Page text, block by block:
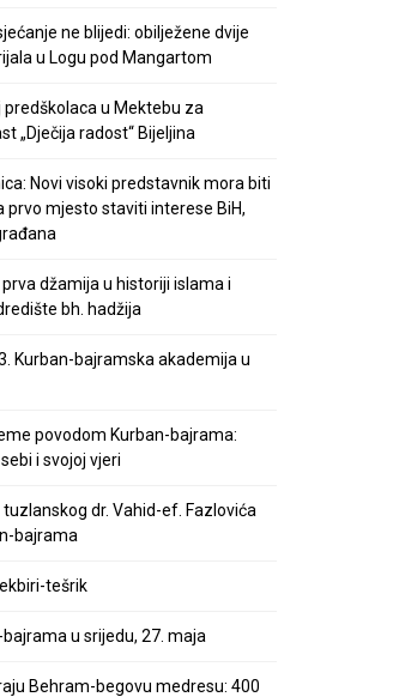
ne blijedi: obilježene dvije
u Logu pod Mangartom
predškolaca u Mektebu za
„Dječija radost“ Bijeljina
Novi visoki predstavnik mora biti
prvo mjesto staviti interese BiH,
džamija u historiji islama i
bh. hadžija
Kurban-bajramska akademija u
povodom Kurban-bajrama:
i svojoj vjeri
dr. Vahid-ef. Fazlovića
bajrama
tešrik
u srijedu, 27. maja
Behram-begovu medresu: 400